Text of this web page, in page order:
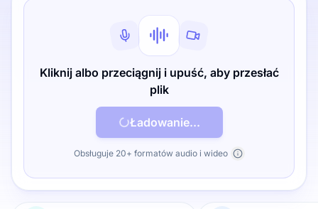
Kliknij albo przeciągnij i upuść, aby przesłać
plik
Ładowanie...
Obsługuje 20+ formatów audio i wideo